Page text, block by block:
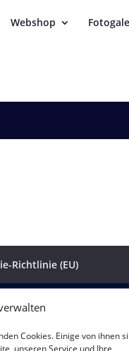
Cookies. Einige von ihnen
unseren Service und Ihre
Webshop
Richtlinie (EU)